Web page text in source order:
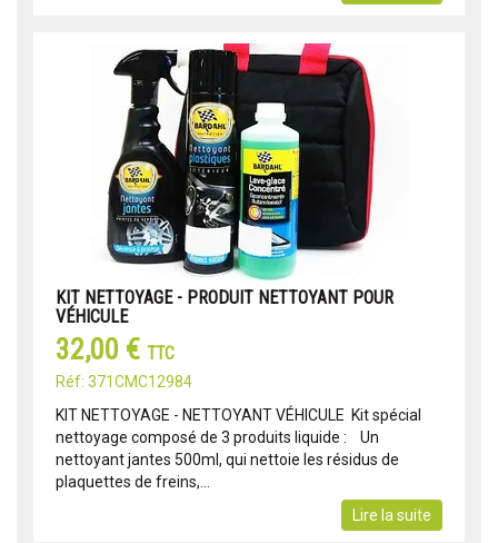
KIT NETTOYAGE - PRODUIT NETTOYANT POUR
VÉHICULE
32,00 € TTC
Réf: 371CMC12984
KIT NETTOYAGE - NETTOYANT VÉHICULE Kit spécial
nettoyage composé de 3 produits liquide : Un
nettoyant jantes 500ml, qui nettoie les résidus de
plaquettes de freins,...
Lire la suite